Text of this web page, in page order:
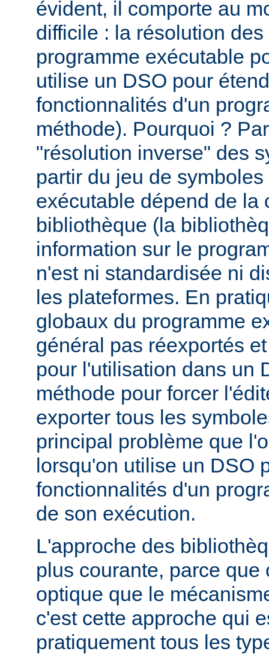
évident, il comporte au
difficile : la résolution
programme exécutable
utilise un DSO pour
fonctionnalités d'un
méthode). Pourquoi ?
"résolution inverse" des
partir du jeu de
exécutable dépend de la
bibliothèque (la
information sur le
n'est ni standardisée ni
les plateformes. En
globaux du programme
général pas réexportés
pour l'utilisation dans un
méthode pour forcer
exporter tous les
principal problème que
lorsqu'on utilise un DSO
fonctionnalités d'un
de son exécution.
L'approche des
plus courante, parce que
optique que le
c'est cette approche qui
pratiquement tous les